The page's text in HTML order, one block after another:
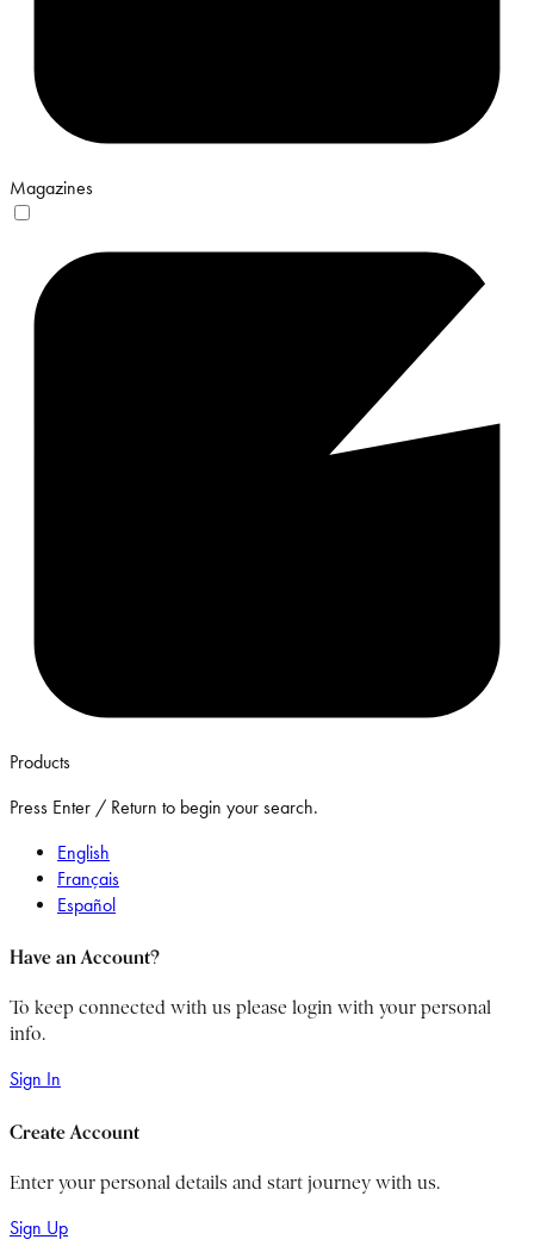
Magazines
Products
Press Enter / Return to begin your search.
English
Français
Español
Have an Account?
To keep connected with us please login with your personal
info.
Sign In
Create Account
Enter your personal details and start journey with us.
Sign Up